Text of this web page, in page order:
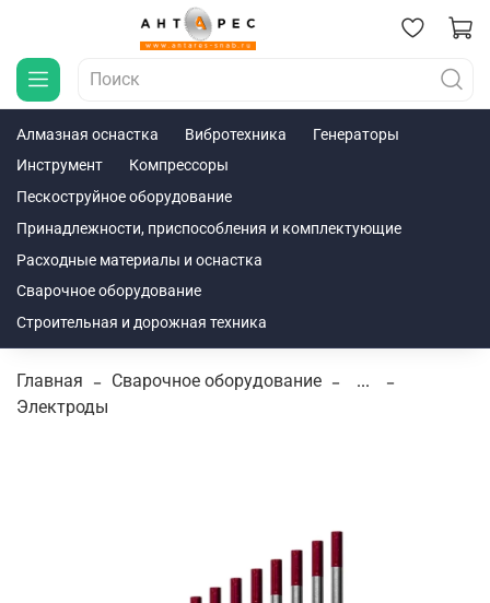
Алмазная оснастка Вибротехника
Генераторы
Инструмент
Компрессоры
Пескоструйное оборудование
Принадлежности, приспособления и комплектующие
Расходные материалы и оснастка
Сварочное оборудование
Строительная и дорожная техника
Главная Сварочное оборудование
...
Электроды